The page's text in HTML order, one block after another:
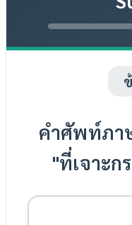
คำศัพท์ภา
"ที่เจาะก